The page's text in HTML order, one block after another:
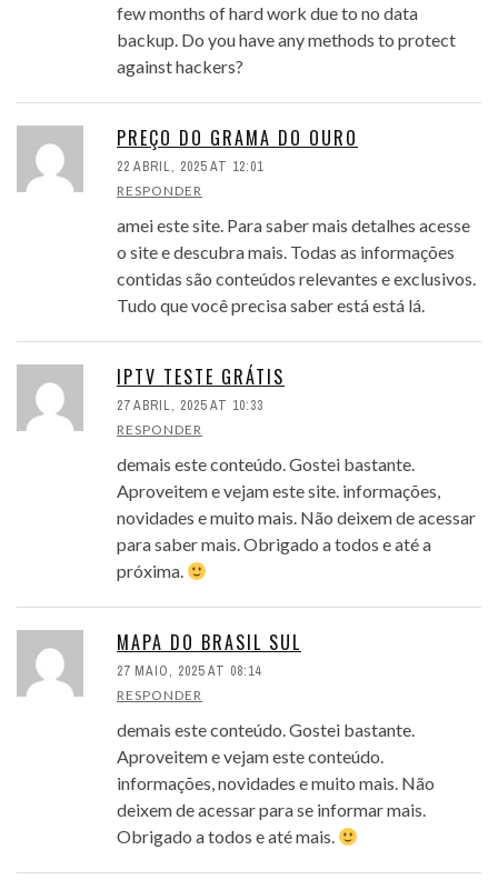
few months of hard work due to no data
backup. Do you have any methods to protect
against hackers?
PREÇO DO GRAMA DO OURO
22 ABRIL, 2025 AT 12:01
RESPONDER
amei este site. Para saber mais detalhes acesse
o site e descubra mais. Todas as informações
contidas são conteúdos relevantes e exclusivos.
Tudo que você precisa saber está está lá.
IPTV TESTE GRÁTIS
27 ABRIL, 2025 AT 10:33
RESPONDER
demais este conteúdo. Gostei bastante.
Aproveitem e vejam este site. informações,
novidades e muito mais. Não deixem de acessar
para saber mais. Obrigado a todos e até a
próxima.
MAPA DO BRASIL SUL
27 MAIO, 2025 AT 08:14
RESPONDER
demais este conteúdo. Gostei bastante.
Aproveitem e vejam este conteúdo.
informações, novidades e muito mais. Não
deixem de acessar para se informar mais.
Obrigado a todos e até mais.